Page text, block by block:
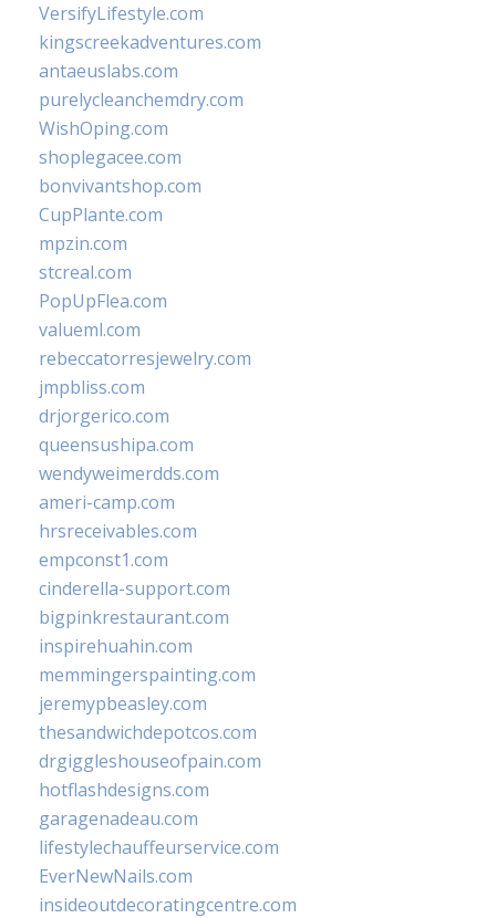
VersifyLifestyle.com
kingscreekadventures.com
antaeuslabs.com
purelycleanchemdry.com
WishOping.com
shoplegacee.com
bonvivantshop.com
CupPlante.com
mpzin.com
stcreal.com
PopUpFlea.com
valueml.com
rebeccatorresjewelry.com
jmpbliss.com
drjorgerico.com
queensushipa.com
wendyweimerdds.com
ameri-camp.com
hrsreceivables.com
empconst1.com
cinderella-support.com
bigpinkrestaurant.com
inspirehuahin.com
memmingerspainting.com
jeremypbeasley.com
thesandwichdepotcos.com
drgiggleshouseofpain.com
hotflashdesigns.com
garagenadeau.com
lifestylechauffeurservice.com
EverNewNails.com
insideoutdecoratingcentre.com